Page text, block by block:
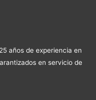
años de experiencia en
en servicio de